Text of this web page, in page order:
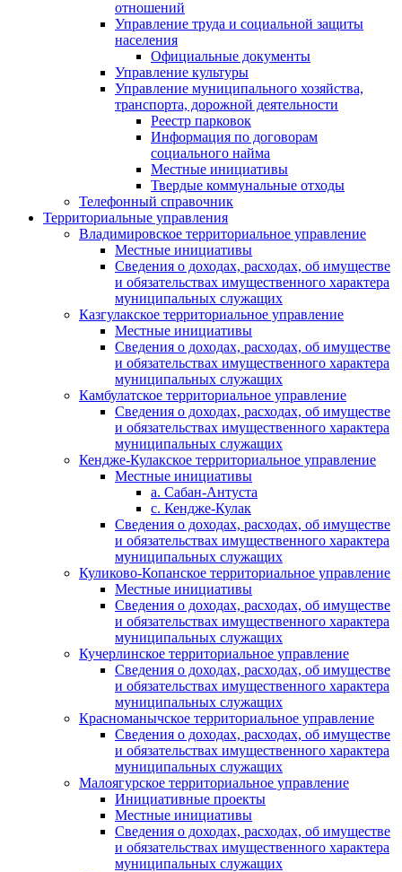
отношений
Управление труда и социальной защиты
населения
Официальные документы
Управление культуры
Управление муниципального хозяйства,
транспорта, дорожной деятельности
Реестр парковок
Информация по договорам
социального найма
Местные инициативы
Твердые коммунальные отходы
Телефонный справочник
Территориальные управления
Владимировское территориальное управление
Местные инициативы
Сведения о доходах, расходах, об имуществе
и обязательствах имущественного характера
муниципальных служащих
Казгулакское территориальное управление
Местные инициативы
Сведения о доходах, расходах, об имуществе
и обязательствах имущественного характера
муниципальных служащих
Камбулатское территориальное управление
Сведения о доходах, расходах, об имуществе
и обязательствах имущественного характера
муниципальных служащих
Кендже-Кулакское территориальное управление
Местные инициативы
а. Сабан-Антуста
с. Кендже-Кулак
Сведения о доходах, расходах, об имуществе
и обязательствах имущественного характера
муниципальных служащих
Куликово-Копанское территориальное управление
Местные инициативы
Сведения о доходах, расходах, об имуществе
и обязательствах имущественного характера
муниципальных служащих
Кучерлинское территориальное управление
Сведения о доходах, расходах, об имуществе
и обязательствах имущественного характера
муниципальных служащих
Красноманычское территориальное управление
Сведения о доходах, расходах, об имуществе
и обязательствах имущественного характера
муниципальных служащих
Малоягурское территориальное управление
Инициативные проекты
Местные инициативы
Сведения о доходах, расходах, об имуществе
и обязательствах имущественного характера
муниципальных служащих